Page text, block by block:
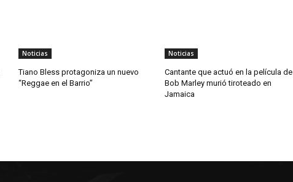
Noticias
Tiano Bless protagoniza un nuevo
“Reggae en el Barrio”
Noticias
Cantante que actuó en la película de
Bob Marley murió tiroteado en
Jamaica